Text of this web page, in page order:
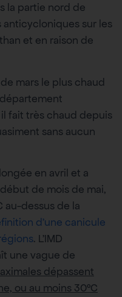
la partie nord de
anticycloniques sur les
et en raison de
mars le plus chaud
fait très chaud depuis
sans aucun
en avril et a
de mois de mai,
au-dessus de la
d’une canicule
. L’IMD
une vague de
dépassent
ou au moins 30°C